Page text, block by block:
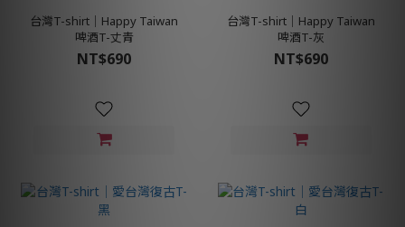
台灣T-shirt│Happy Taiwan
啤酒T-丈青
NT$690
台灣T-shirt│Happy Taiwan
啤酒T-灰
NT$690